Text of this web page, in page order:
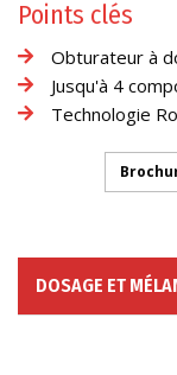
Points clés
Obturateur à
Jusqu'à 4
Technologie
DOSAGE ET